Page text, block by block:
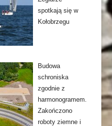
spotkają się w
Kołobrzegu
Budowa
schroniska
zgodnie z
harmonogramem.
Zakończono
roboty ziemne i